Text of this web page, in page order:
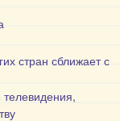
стран сближает с